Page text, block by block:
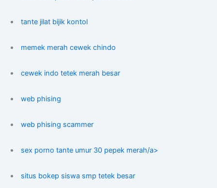
tante jilat bijik kontol
memek merah cewek chindo
cewek indo tetek merah besar
web phising
web phising scammer
sex porno tante umur 30 pepek merah/a>
situs bokep siswa smp tetek besar